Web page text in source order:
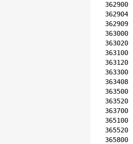
362900
362904
362909
363000
363020
363100
363120
363300
363408
363500
363520
363700
365100
365520
365800